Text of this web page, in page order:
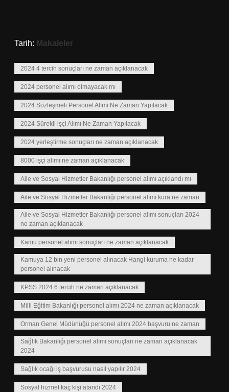
Tarih: Makaleler
2024 4 tercih sonuçları ne zaman açıklanacak
2024 personel alımı olmayacak mı
2024 Sözleşmeli Personel Alımı Ne Zaman Yapılacak
2024 Sürekli işçi Alımı Ne Zaman Yapılacak
2024 yerleştirme sonuçları ne zaman açıklanacak
8000 işçi alımı ne zaman açıklanacak
Aile ve Sosyal Hizmetler Bakanlığı personel alımı açıklandı mı
Aile ve Sosyal Hizmetler Bakanlığı personel alımı kura ne zaman
Aile ve Sosyal Hizmetler Bakanlığı personel alımı sonuçları 2024
ne zaman açıklanacak
Kamu personel alımı sonuçları ne zaman açıklanacak
Kamuya 12 bin yeni personel alınacak Hangi kuruma ne kadar
personel alınacak
KPSS 2024 6 tercih ne zaman açıklanacak
Milli Eğitim Bakanlığı personel alımı 2024 ne zaman açıklanacak
Orman Genel Müdürlüğü personel alımı 2024 başvuru ne zaman
Sağlık Bakanlığı personel alımı sonuçları ne zaman açıklanacak
2024
Sağlık ocağı iş başvurusu nasıl yapılır 2024
Sosyal hizmet kaç kişi atandı 2024